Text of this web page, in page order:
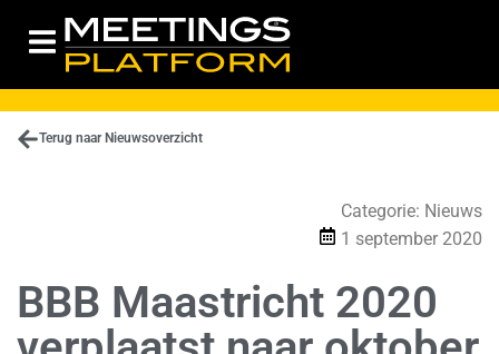
Terug naar Nieuwsoverzicht
Categorie: Nieuws
1 september 2020
BBB Maastricht 2020